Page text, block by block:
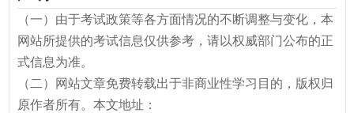
（一）由于考试政策等各方面情况的不断调整与变化，本
网站所提供的考试信息仅供参考，请以权威部门公布的正
式信息为准。
（二）网站文章免费转载出于非商业性学习目的，版权归
原作者所有。本文地址：